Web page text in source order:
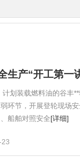
生产“开工第一
计划装载燃料油的谷丰
环节，开展登轮现场
船舶对照安全[详细]